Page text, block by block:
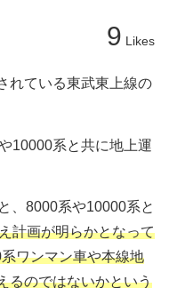
9 Likes
れている東武東上線の
10000系と共に地上運
、8000系や10000系と
計画が明らかとなって
ワンマン車や本線地
るのではないかという